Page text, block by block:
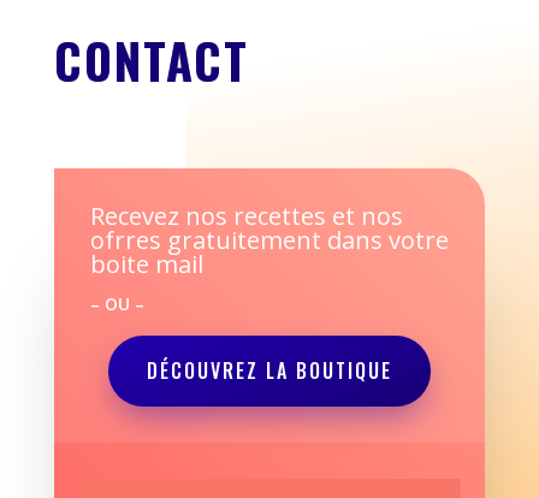
CONTACT
Recevez nos recettes et nos
ofrres gratuitement dans votre
boite mail
– OU –
DÉCOUVREZ LA BOUTIQUE